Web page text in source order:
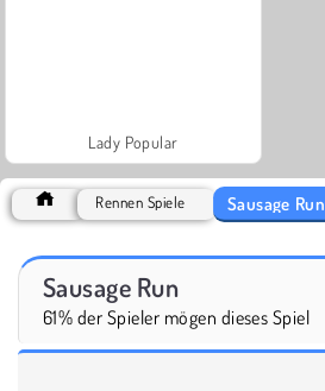
Lady Popular
Rennen Spiele Sausage Run
Sausage Run
61% der Spieler mögen dieses Spiel